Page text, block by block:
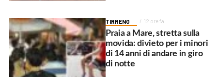
TIRRENO 12 ore fa
Praia a Mare, stretta sulla
movida: divieto per i minori
di 14 anni di andare in giro
di notte